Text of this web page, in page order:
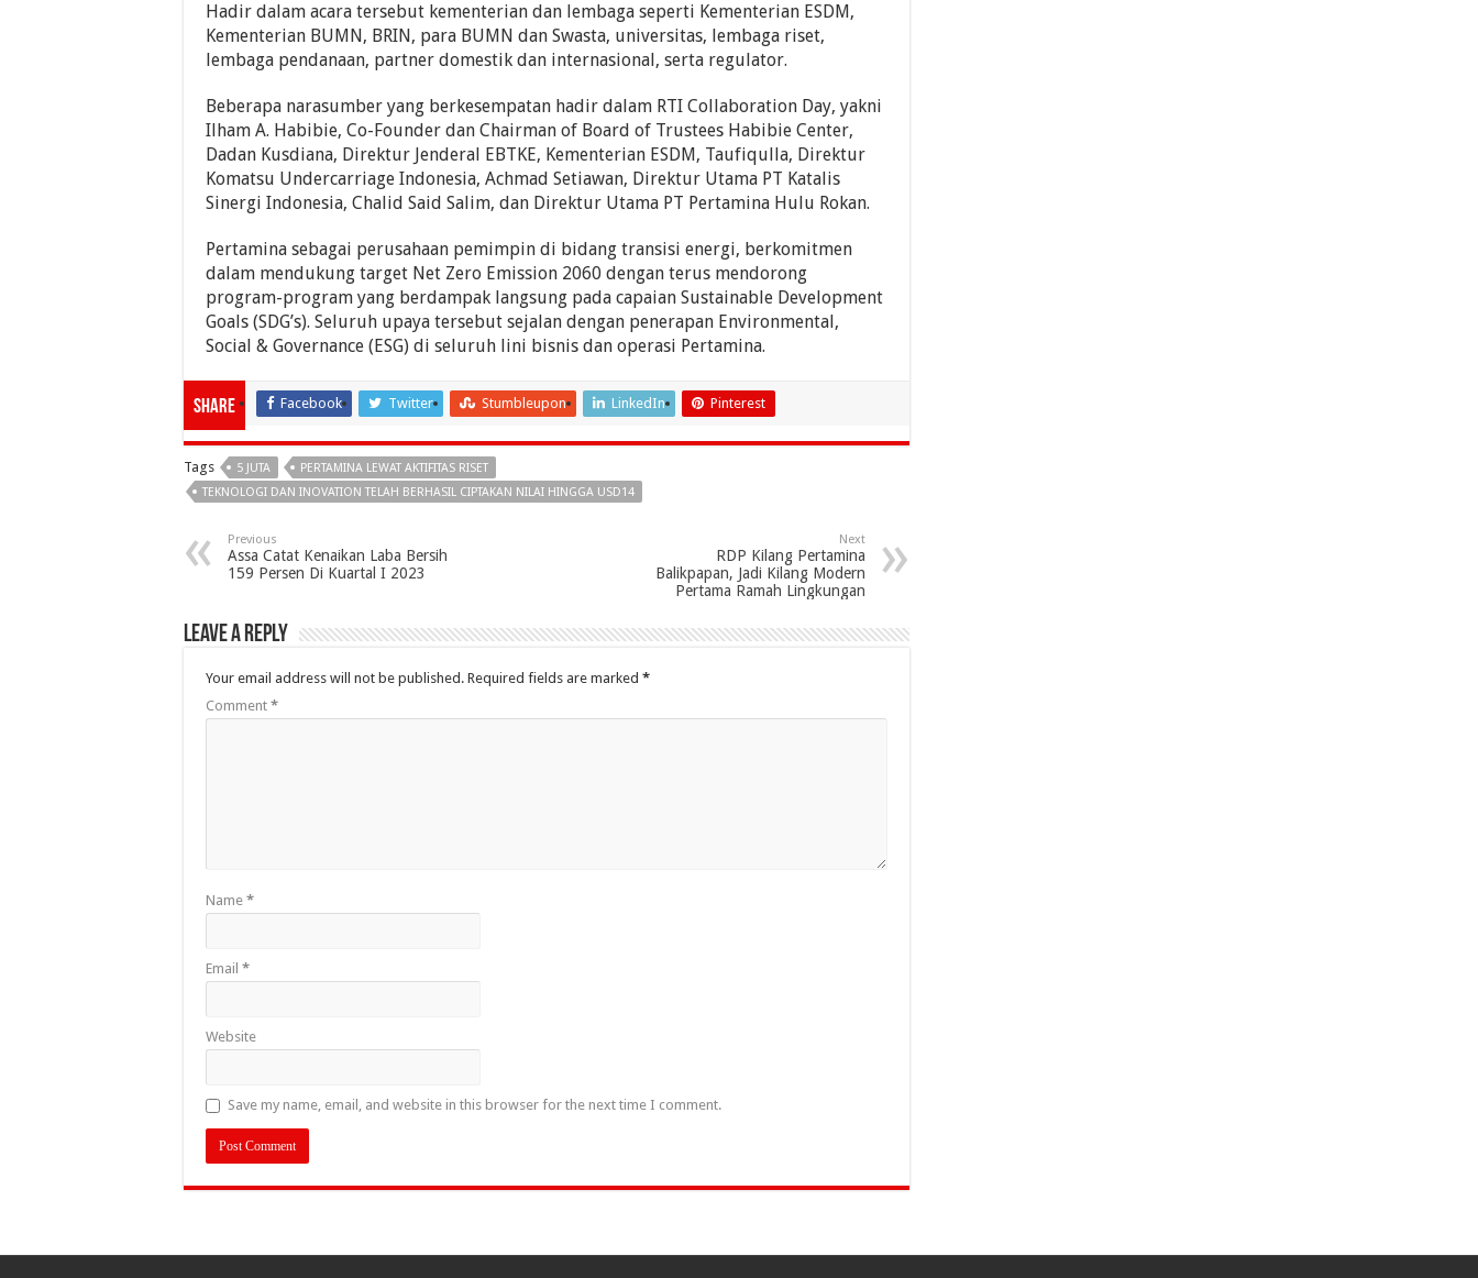
Hadir dalam acara tersebut kementerian dan lembaga seperti Kementerian ESDM,
Kementerian BUMN, BRIN, para BUMN dan Swasta, universitas, lembaga riset,
lembaga pendanaan, partner domestik dan internasional, serta regulator.
Beberapa narasumber yang berkesempatan hadir dalam RTI Collaboration Day, yakni
Ilham A. Habibie, Co-Founder dan Chairman of Board of Trustees Habibie Center,
Dadan Kusdiana, Direktur Jenderal EBTKE, Kementerian ESDM, Taufiqulla, Direktur
Komatsu Undercarriage Indonesia, Achmad Setiawan, Direktur Utama PT Katalis
Sinergi Indonesia, Chalid Said Salim, dan Direktur Utama PT Pertamina Hulu Rokan.
Pertamina sebagai perusahaan pemimpin di bidang transisi energi, berkomitmen
dalam mendukung target Net Zero Emission 2060 dengan terus mendorong
program-program yang berdampak langsung pada capaian Sustainable Development
Goals (SDG’s). Seluruh upaya tersebut sejalan dengan penerapan Environmental,
Social & Governance (ESG) di seluruh lini bisnis dan operasi Pertamina.
Share Facebook Twitter Stumbleupon LinkedIn Pinterest
Tags 5 JUTA
PERTAMINA LEWAT AKTIFITAS RISET
TEKNOLOGI DAN INOVATION TELAH BERHASIL CIPTAKAN NILAI HINGGA USD14
Previous
Assa Catat Kenaikan Laba Bersih
159 Persen Di Kuartal I 2023
Next
RDP Kilang Pertamina
Balikpapan, Jadi Kilang Modern
Pertama Ramah Lingkungan
Leave a Reply
Your email address will not be published. Required fields are marked *
Comment *
Name *
Email *
Website
Save my name, email, and website in this browser for the next time I comment.